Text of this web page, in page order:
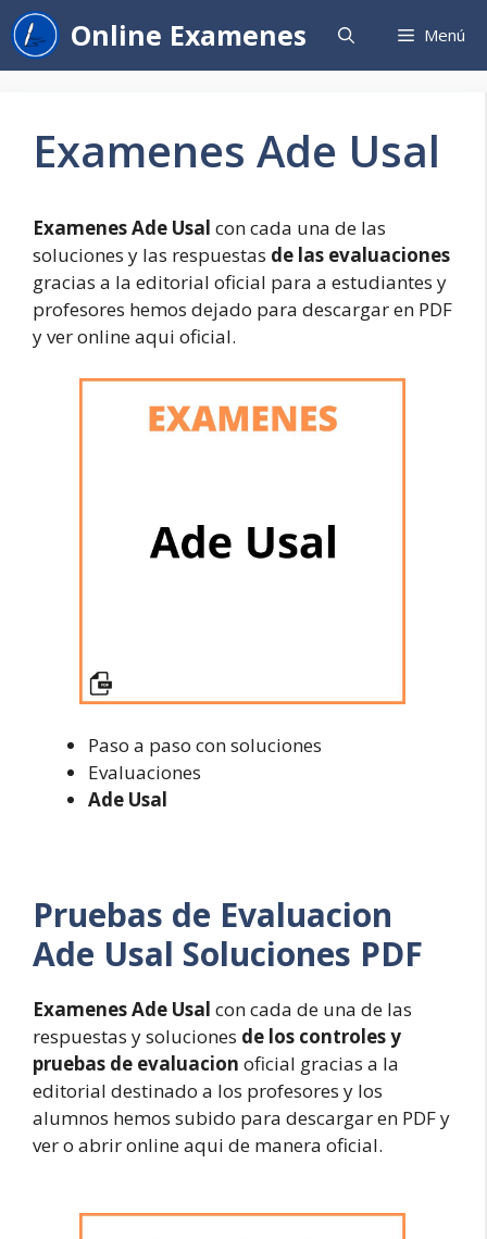
Saltar
al
contenido
Online Examenes Menú
Examenes Ade Usal
Examenes Ade Usal con cada una de las
soluciones y las respuestas de las evaluaciones
gracias a la editorial oficial para a estudiantes y
profesores hemos dejado para descargar en PDF
y ver online aqui oficial.
Paso a paso con soluciones
Evaluaciones
Ade Usal
Pruebas de Evaluacion
Ade Usal Soluciones PDF
Examenes Ade Usal con cada de una de las
respuestas y soluciones de los controles y
pruebas de evaluacion oficial gracias a la
editorial destinado a los profesores y los
alumnos hemos subido para descargar en PDF y
ver o abrir online aqui de manera oficial.